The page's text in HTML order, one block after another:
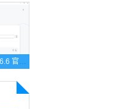
TeamViewer v15.76.6 官方绿色版 电脑远程控制办公软件